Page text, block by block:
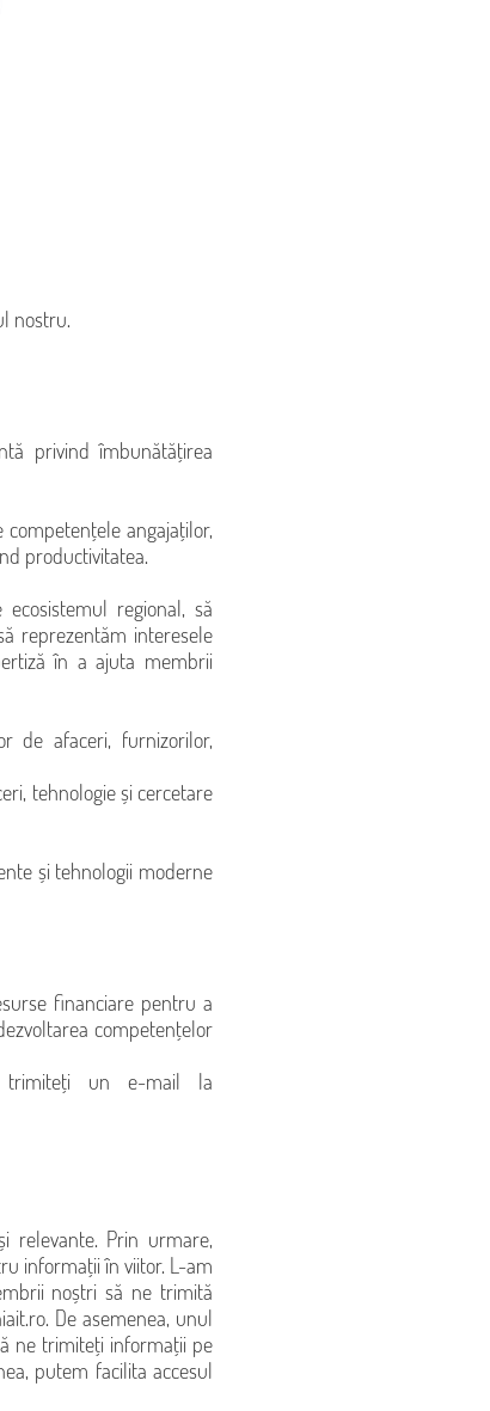
nostru.
privind îmbunătățirea
angajaților,
productivitatea.
regional, să
reprezentăm interesele
în a ajuta membrii
de afaceri, furnizorilor,
tehnologie și cercetare
și tehnologii moderne
financiare pentru a
competențelor
trimiteți un e-mail la
relevante. Prin urmare,
informații în viitor. L-am
noștri să ne trimită
. De asemenea, unul
ne trimiteți informații pe
putem facilita accesul